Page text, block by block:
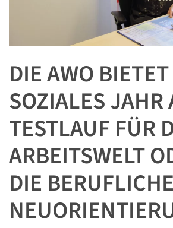
DIE AWO
SOZIALES JAHR
TESTLAUF FÜR
ARBEITSWELT
DIE BERUFLICHE